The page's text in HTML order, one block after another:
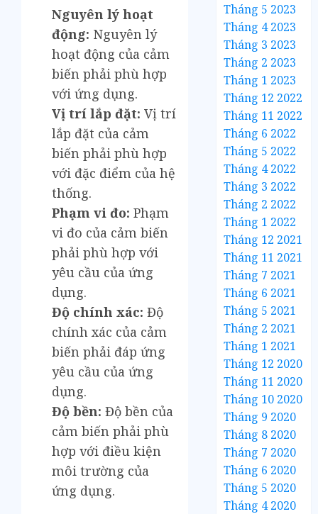
Nguyên lý hoạt
động: Nguyên lý
hoạt động của cảm
biến phải phù hợp
với ứng dụng.
Vị trí lắp đặt: Vị trí
lắp đặt của cảm
biến phải phù hợp
với đặc điểm của hệ
thống.
Phạm vi đo: Phạm
vi đo của cảm biến
phải phù hợp với
yêu cầu của ứng
dụng.
Độ chính xác: Độ
chính xác của cảm
biến phải đáp ứng
yêu cầu của ứng
dụng.
Độ bền: Độ bền của
cảm biến phải phù
hợp với điều kiện
môi trường của
ứng dụng.
Tháng 5 2023
Tháng 4 2023
Tháng 3 2023
Tháng 2 2023
Tháng 1 2023
Tháng 12 2022
Tháng 11 2022
Tháng 6 2022
Tháng 5 2022
Tháng 4 2022
Tháng 3 2022
Tháng 2 2022
Tháng 1 2022
Tháng 12 2021
Tháng 11 2021
Tháng 7 2021
Tháng 6 2021
Tháng 5 2021
Tháng 2 2021
Tháng 1 2021
Tháng 12 2020
Tháng 11 2020
Tháng 10 2020
Tháng 9 2020
Tháng 8 2020
Tháng 7 2020
Tháng 6 2020
Tháng 5 2020
Tháng 4 2020